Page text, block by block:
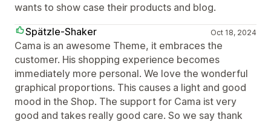
wants to show case their products and blog.
Spätzle-Shaker
Oct 18, 2024
Cama is an awesome Theme, it embraces the
customer. His shopping experience becomes
immediately more personal. We love the wonderful
graphical proportions. This causes a light and good
mood in the Shop. The support for Cama ist very
good and takes really good care. So we say thank